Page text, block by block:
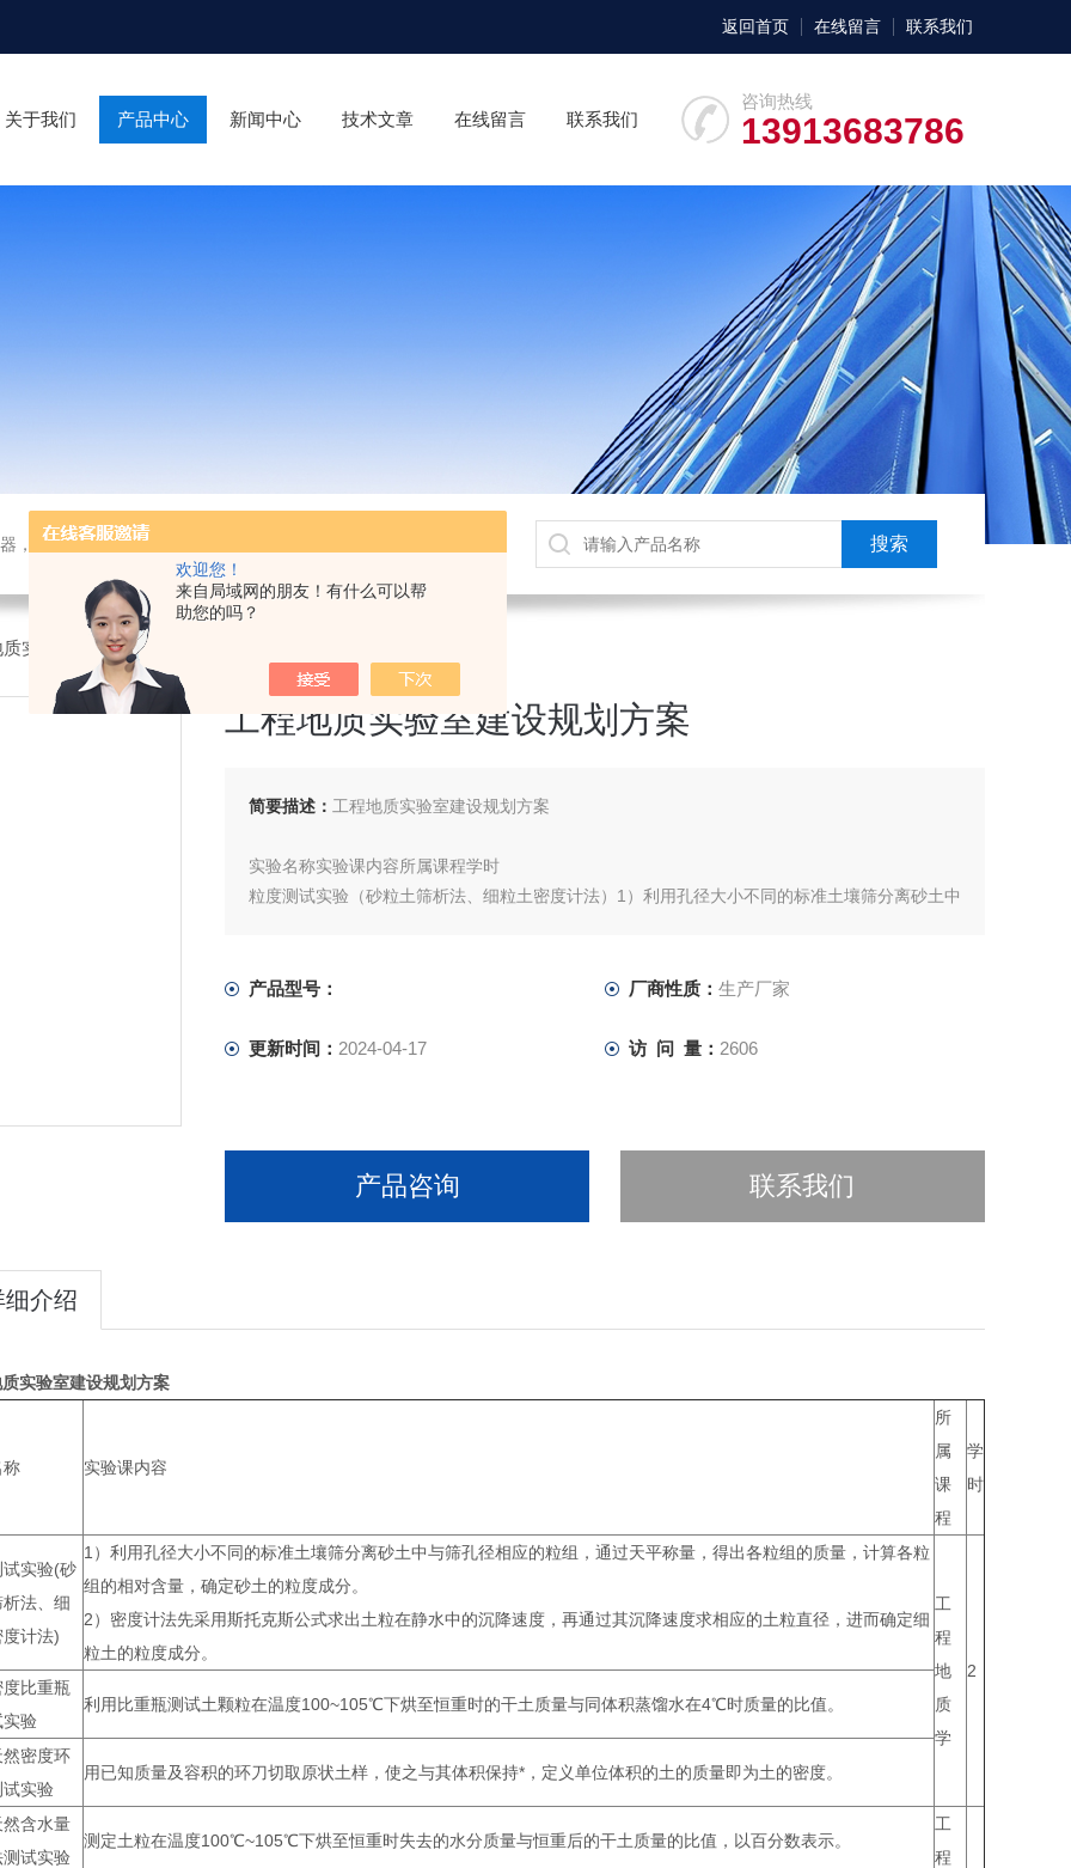
欢迎您！
来自局域网的朋友！有什么可以帮
助您的吗？
返回首页 在线留言 联系我们
咨询热线
13913683786
关于我们 产品中心 新闻中心 技术文章 在线留言 联系我们
仪器，检测仪器，物探仪器，勘察仪器，试验机试验箱，整体方案
实验室建设规划方案
工程地质实验室建设规划方案
简要描述： 工程地质实验室建设规划方案
实验名称实验课内容所属课程学时
粒度测试实验（砂粒土筛析法、细粒土密度计法）1）利用孔径大小不同的标准土壤筛分离砂土中
2）密度计法先采用斯托克斯公式求出土粒在静水中的沉降速度，再通过其沉降速度求相应的土粒
土粒密度比重
产品型号： 厂商性质： 生产厂家
更新时间： 2024-04-17 访 问 量： 2606
产品咨询 联系我们
细介绍
实验室建设规划方案
称 实验课内容
所
属
课
程
学
时
实验(砂
法、细
计法)
1）利用孔径大小不同的标准土壤筛分离砂土中与筛孔径相应的粒组，通过天平称量，得出各粒组的质量，计算各粒
组的相对含量，确定砂土的粒度成分。
2）密度计法先采用斯托克斯公式求出土粒在静水中的沉降速度，再通过其沉降速度求相应的土粒直径，进而确定细
粒土的粒度成分。
工
程
地
质
学
2
比重瓶
实验
利用比重瓶测试土颗粒在温度100~105℃下烘至恒重时的干土质量与同体积蒸馏水在4℃时质量的比值。
然密度环
试实验
用已知质量及容积的环刀切取原状土样，使之与其体积保持*，定义单位体积的土的质量即为土的密度。
然含水量
试实验
测定土粒在温度100℃~105℃下烘至恒重时失去的水分质量与恒重后的干土质量的比值，以百分数表示。
工
程